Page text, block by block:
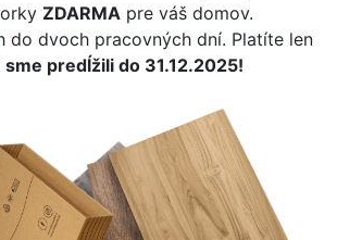
ZDARMA pre váš domov.
do dvoch pracovných dní. Platíte len
sme predĺžili do 31.12.2025!